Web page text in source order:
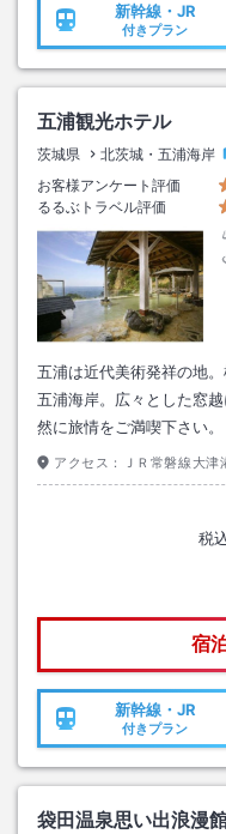
新幹線・JR
付きプラン
五浦観光ホテル
茨城県 北茨城・五浦海岸
お客様アンケート評価
るるぶトラベル評価
五浦は近代美術発祥の地
五浦海岸。広々とした窓
然に旅情をご満喫下さい。
アクセス： ＪＲ常磐線大
税
宿
新幹線・JR
付きプラン
袋田温泉思い出浪漫